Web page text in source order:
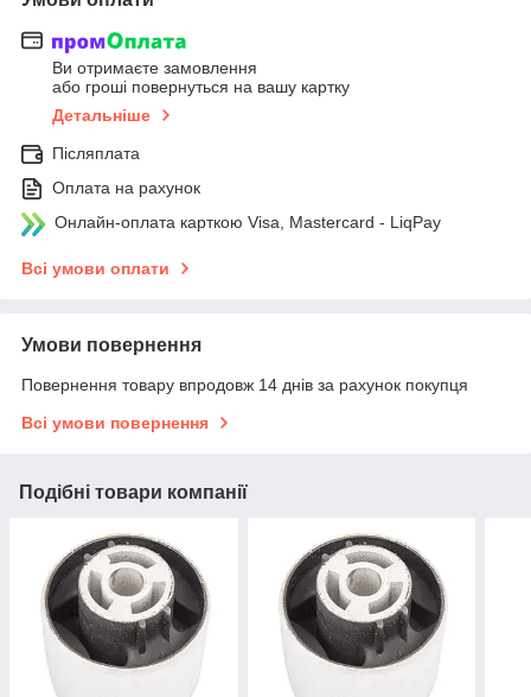
Ви отримаєте замовлення
або гроші повернуться на вашу картку
Детальніше
Післяплата
Оплата на рахунок
Онлайн-оплата карткою Visa, Mastercard - LiqPay
Всі умови оплати
Умови повернення
Повернення товару впродовж 14 днів за рахунок покупця
Всі умови повернення
Подібні товари компанії